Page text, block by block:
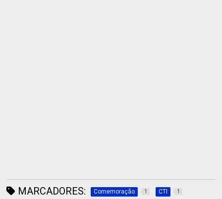
MARCADORES: Comemoração 1 CTI 1